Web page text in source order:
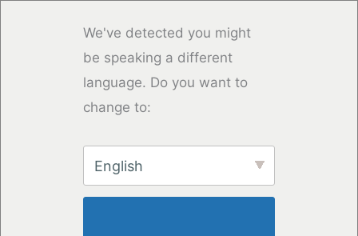
We've detected you might
be speaking a different
language. Do you want to
change to:
English